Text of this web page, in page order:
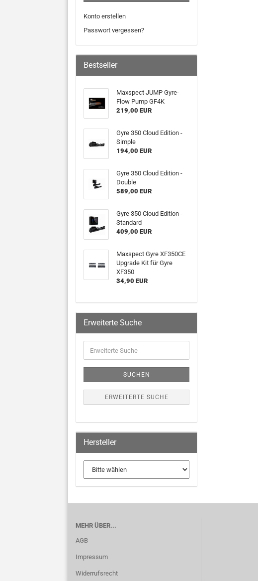
Konto erstellen
Passwort vergessen?
Bestseller
Maxspect JUMP Gyre-
Flow Pump GF4K
219,00 EUR
Gyre 350 Cloud Edition -
Simple
194,00 EUR
Gyre 350 Cloud Edition -
Double
589,00 EUR
Gyre 350 Cloud Edition -
Standard
409,00 EUR
Maxspect Gyre XF350CE
Upgrade Kit für Gyre
XF350
34,90 EUR
Erweiterte Suche
SUCHEN
ERWEITERTE SUCHE
Hersteller
MEHR ÜBER...
AGB
Impressum
Widerrufsrecht